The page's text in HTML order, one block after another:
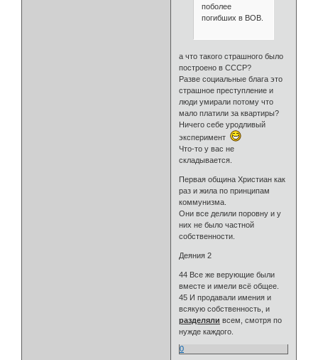
поболее
погибших в ВОВ.
а что такого страшного было
построено в СССР?
Разве социальные блага это
страшное преступление и
люди умирали потому что
мало платили за квартиры?
Ничего себе уродливый
эксперимент
Что-то у вас не
складывается.
Первая община Христиан как
раз и жила по принципам
коммунизма.
Они все делили поровну и у
них не было частной
собственности.
Деяния 2
44 Все же верующие были
вместе и имели всё общее.
45 И продавали имения и
всякую собственность, и
разделяли всем, смотря по
нужде каждого.
0